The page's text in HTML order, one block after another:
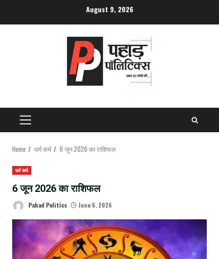
August 9, 2026
PRIMARY
MENU
Home धर्म कर्म 6 जून 2026 का राशिफल
धर्म कर्म
6 जून 2026 का राशिफल
Pahad Politics June 6, 2026